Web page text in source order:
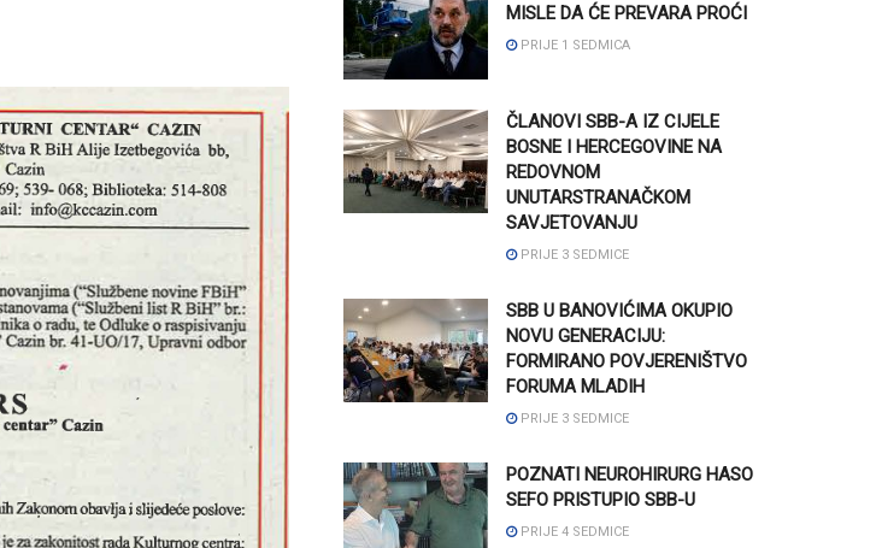
MISLE DA ĆE PREVARA PROĆI
PRIJE 1 SEDMICA
ČLANOVI SBB-A IZ CIJELE
BOSNE I HERCEGOVINE NA
REDOVNOM
UNUTARSTRANAČKOM
SAVJETOVANJU
PRIJE 3 SEDMICE
SBB U BANOVIĆIMA OKUPIO
NOVU GENERACIJU:
FORMIRANO POVJERENIŠTVO
FORUMA MLADIH
PRIJE 3 SEDMICE
POZNATI NEUROHIRURG HASO
SEFO PRISTUPIO SBB-U
PRIJE 4 SEDMICE